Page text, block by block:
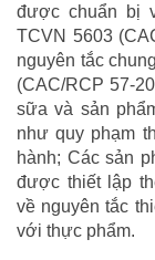
được chuẩn bị
TCVN 5603
nguyên tắc
(CAC/RCP 57-
sữa và sản
như quy phạm
hành; Các sản
được thiết lập
về nguyên tắc
với thực phẩm.